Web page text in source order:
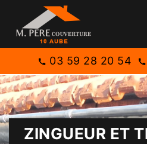
03 59 28 20 54
ZINGUEUR ET